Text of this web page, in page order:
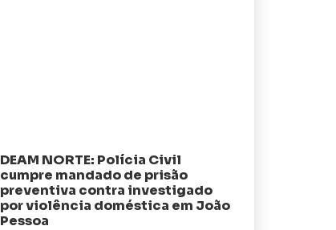
DEAM NORTE: Polícia Civil
cumpre mandado de prisão
preventiva contra investigado
por violência doméstica em João
Pessoa